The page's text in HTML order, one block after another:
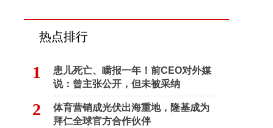
热点排行
1
患儿死亡、瞒报一年！前CEO对外媒
说：曾主张公开，但未被采纳
2
体育营销成光伏出海重地，隆基成为
拜仁全球官方合作伙伴